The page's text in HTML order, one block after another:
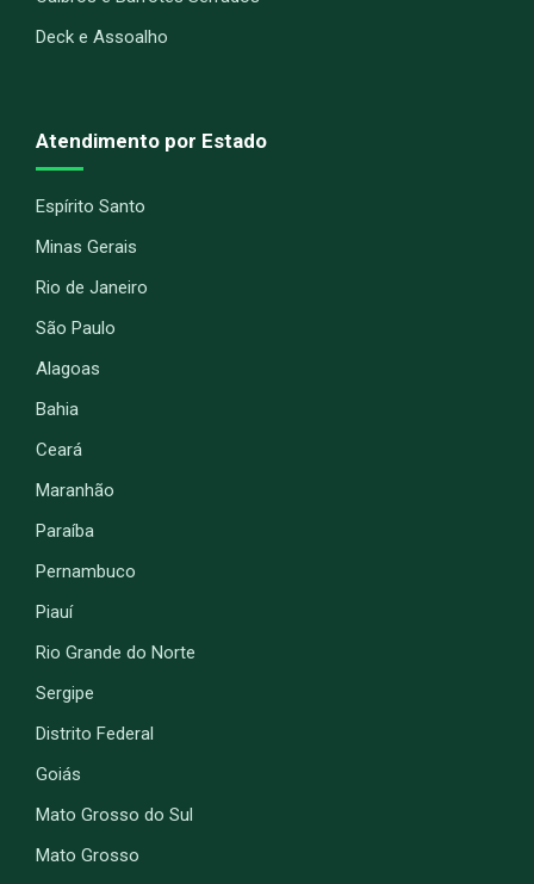
Deck e Assoalho
Atendimento por Estado
Espírito Santo
Minas Gerais
Rio de Janeiro
São Paulo
Alagoas
Bahia
Ceará
Maranhão
Paraíba
Pernambuco
Piauí
Rio Grande do Norte
Sergipe
Distrito Federal
Goiás
Mato Grosso do Sul
Mato Grosso